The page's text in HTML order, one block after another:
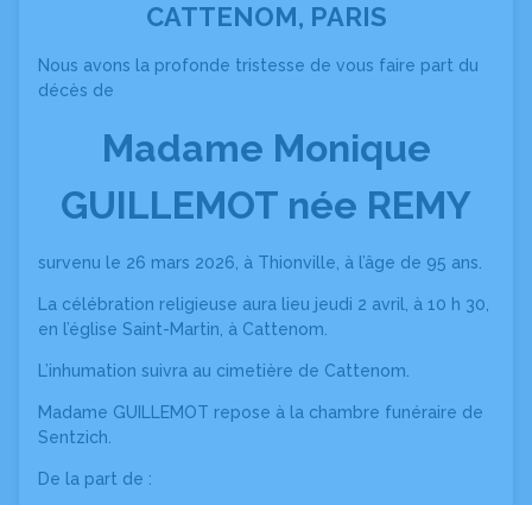
CATTENOM, PARIS
Nous avons la profonde tristesse de vous faire part du
décès de
Madame Monique
GUILLEMOT née REMY
survenu le 26 mars 2026, à Thionville, à l’âge de 95 ans.
La célébration religieuse aura lieu jeudi 2 avril, à 10 h 30,
en l’église Saint-Martin, à Cattenom.
L’inhumation suivra au cimetière de Cattenom.
Madame GUILLEMOT repose à la chambre funéraire de
Sentzich.
De la part de :